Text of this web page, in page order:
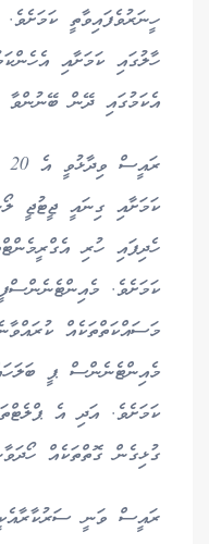
ހީނަރުވެފައިވާތީ
ހާލުގައި ކަމަށާއި
އެކަމުގައި ދޭން
ކަމަށާއި ގިނައީ ޖީޓުޖީ
ހެދިފައި ހުރި
ކަމަށެވެ.
މަސައްކަތްތަކެއް
މެއިންޓެނެންސް ޕީ
ކަމަށެވެ. އަދި އެ
ގުޅިގެން ގޮތްތަކެއް
ރައީސް ވަނީ